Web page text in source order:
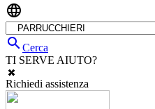

Cerca
TI SERVE AIUTO?
Richiedi assistenza